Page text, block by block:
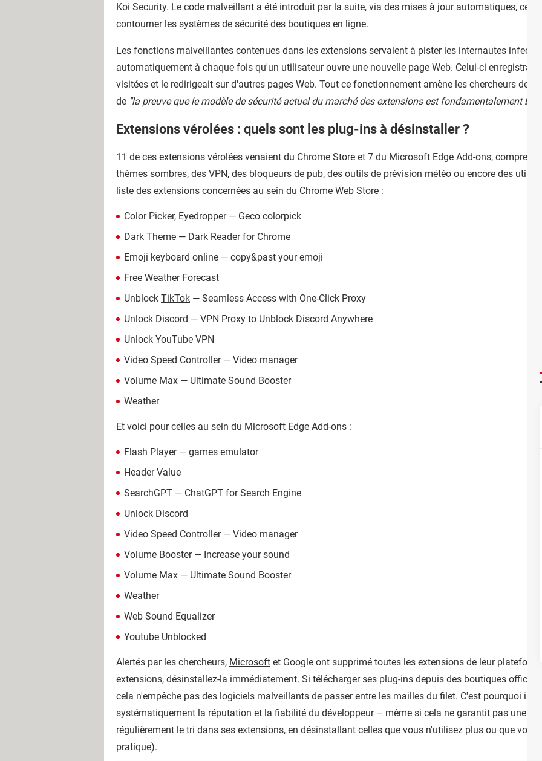
Koi Security. Le code malveillant a été introduit par la suite, via des mises à jour automatiques, ce
contourner les systèmes de sécurité des boutiques en ligne.
Les fonctions malveillantes contenues dans les extensions servaient à pister les internautes
automatiquement à chaque fois qu'un utilisateur ouvre une nouvelle page Web. Celui-ci enregistrait
visitées et le redirigeait sur d'autres pages Web. Tout ce fonctionnement amène les chercheurs de
de "la preuve que le modèle de sécurité actuel du marché des extensions est fondamentalement brisé"
Extensions vérolées : quels sont les plug-ins à désinstaller ?
11 de ces extensions vérolées venaient du Chrome Store et 7 du Microsoft Edge Add-ons,
thèmes sombres, des VPN, des bloqueurs de pub, des outils de prévision météo ou encore des
liste des extensions concernées au sein du Chrome Web Store :
Color Picker, Eyedropper — Geco colorpick
Dark Theme — Dark Reader for Chrome
Emoji keyboard online — copy&past your emoji
Free Weather Forecast
Unblock TikTok — Seamless Access with One-Click Proxy
Unlock Discord — VPN Proxy to Unblock Discord Anywhere
Unlock YouTube VPN
Video Speed Controller — Video manager
Volume Max — Ultimate Sound Booster
Weather
Et voici pour celles au sein du Microsoft Edge Add-ons :
Flash Player — games emulator
Header Value
SearchGPT — ChatGPT for Search Engine
Unlock Discord
Video Speed Controller — Video manager
Volume Booster — Increase your sound
Volume Max — Ultimate Sound Booster
Weather
Web Sound Equalizer
Youtube Unblocked
Alertés par les chercheurs, Microsoft et Google ont supprimé toutes les extensions de leur
extensions, désinstallez-la immédiatement. Si télécharger ses plug-ins depuis des boutiques
cela n'empêche pas des logiciels malveillants de passer entre les mailles du filet. C'est pourquoi il
systématiquement la réputation et la fiabilité du développeur – même si cela ne garantit pas une
régulièrement le tri dans ses extensions, en désinstallant celles que vous n'utilisez plus ou que vous
pratique).